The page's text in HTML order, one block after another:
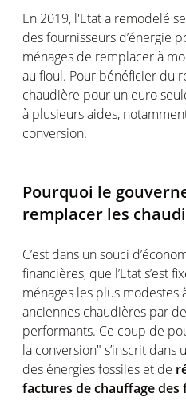
En 2019, l'Etat a remodelé
des fournisseurs d’énergie
ménages de remplacer à
au fioul. Pour bénéficier du
chaudière pour un euro
à plusieurs aides,
conversion.
Pourquoi le
remplacer les
C’est dans un souci
financières, que l’Etat s’est
ménages les plus modestes
anciennes chaudières par
performants. Ce coup de
la conversion" s’inscrit
des énergies fossiles et de
factures de chauffage des